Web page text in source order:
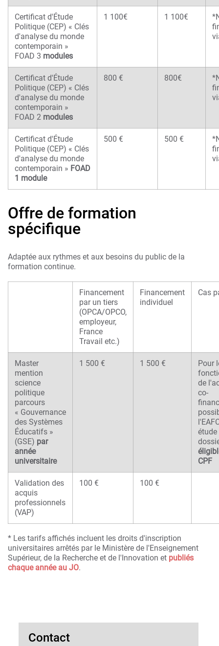
Certificat d'Étude
Politique (CEP) « Clés
d'analyse du monde
contemporain »
FOAD 3 modules
1 100€ 1 100€
Certificat d'Étude
Politique (CEP) « Clés
d'analyse du monde
contemporain »
FOAD 2 modules
800 € 800€
Certificat d'Étude
Politique (CEP) « Clés
d'analyse du monde
contemporain » FOAD
1 module
500 € 500 €
Offre de formation
spécifique
Adaptée aux rythmes et aux besoins du public de la
formation continue.
Financement
par un tiers
(OPCA/OPCO,
employeur,
France
Travail etc.)
Financement
individuel
Cas
Master
mention
science
politique
parcours
« Gouvernance
des Systèmes
Éducatifs »
(GSE) par
année
universitaire
1 500 € 1 500 €
Pour
de
co-
étude
CPF
Validation des
acquis
professionnels
(VAP)
100 € 100 €
* Les tarifs affichés incluent les droits d'inscription
universitaires arrêtés par le Ministère de l'Enseignement
Supérieur, de la Recherche et de l'Innovation et publiés
chaque année au JO.
Contact